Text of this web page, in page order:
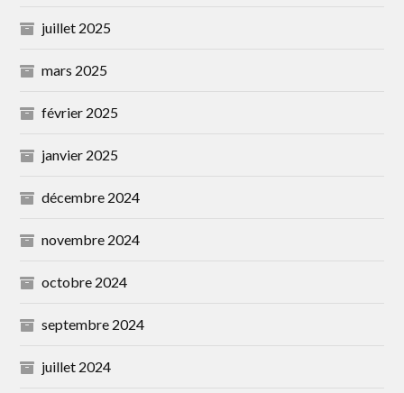
juillet 2025
mars 2025
février 2025
janvier 2025
décembre 2024
novembre 2024
octobre 2024
septembre 2024
juillet 2024